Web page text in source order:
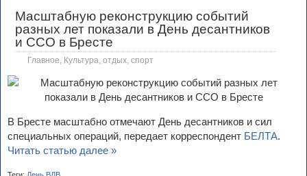
Масштабную реконструкцию событий
разных лет показали в День десантников
и ССО в Бресте
Главное Культура, отдых, спорт
В Бресте масштабно отмечают День десантников и сил
специальных операций, передает корреспондент БЕЛТА.
Читать статью далее »